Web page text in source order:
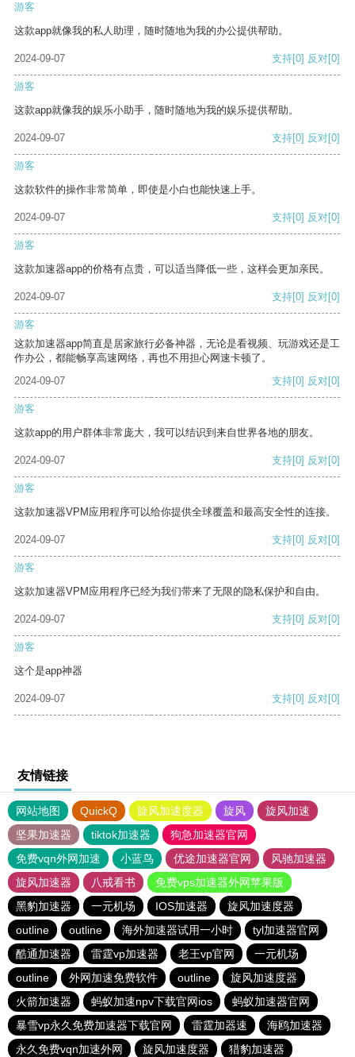
游客
这款app就像我的私人助理，随时随地为我的办公提供帮助。
2024-09-07 支持[0] 反对[0]
游客
这款app就像我的娱乐小助手，随时随地为我的娱乐提供帮助。
2024-09-07 支持[0] 反对[0]
游客
这款软件的操作非常简单，即使是小白也能快速上手。
2024-09-07 支持[0] 反对[0]
游客
这款加速器app的价格有点贵，可以适当降低一些，这样会更加亲民。
2024-09-07 支持[0] 反对[0]
游客
这款加速器app简直是居家旅行必备神器，无论是看视频、玩游戏还是工
作办公，都能畅享高速网络，再也不用担心网速卡顿了。
2024-09-07
支持[0] 反对[0]
游客
这款app的用户群体非常庞大，我可以结识到来自世界各地的朋友。
2024-09-07 支持[0] 反对[0]
游客
这款加速器VPM应用程序可以给你提供全球覆盖和最高安全性的连接。
2024-09-07 支持[0] 反对[0]
游客
这款加速器VPM应用程序已经为我们带来了无限的隐私保护和自由。
2024-09-07 支持[0] 反对[0]
游客
这个是app神器
2024-09-07 支持[0] 反对[0]
友情链接
网站地图 QuickQ 旋风加速度器 旋风
旋风加速
坚果加速器
tiktok加速器
狗急加速器官网
免费vqn外网加速
小蓝鸟 优途加速器官网
风驰加速器
旋风加速器
八戒看书
免费vps加速器外网苹果版
黑豹加速器
一元机场 IOS加速器
旋风加速度器
outline
outline 海外加速器试用一小时
tyl加速器官网
酷通加速器
雷霆vp加速器 老王vp官网
一元机场
outline
外网加速免费软件 outline
旋风加速度器
火箭加速器
蚂蚁加速npv下载官网ios
蚂蚁加速器官网
暴雪vp永久免费加速器下载官网
雷霆加器速
海鸥加速器
永久免费vqn加速外网
旋风加速度器 猎豹加速器